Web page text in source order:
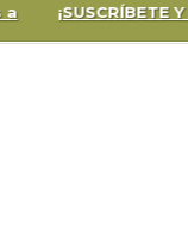
HASTA UN 40%